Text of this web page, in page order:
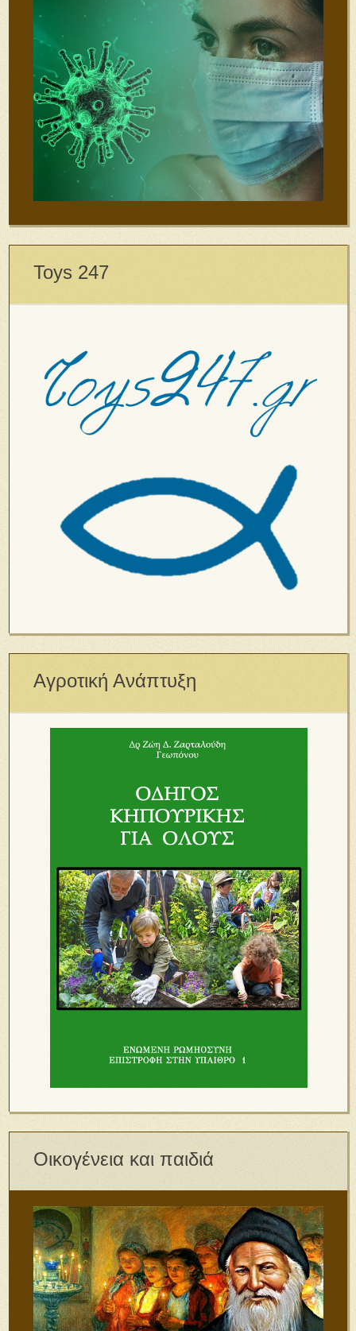
Toys 247
Αγροτική Ανάπτυξη
Οικογένεια και παιδιά